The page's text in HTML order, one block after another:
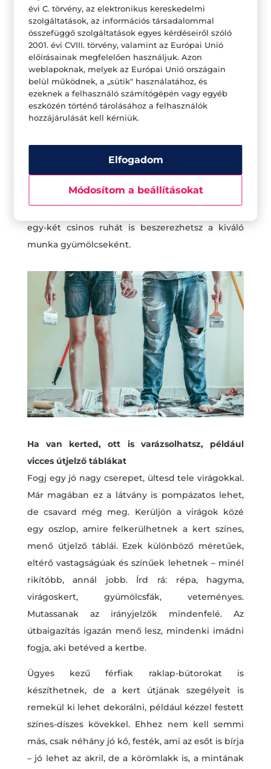
Készíts medve vagy akár cica cserepes-családot
Másik ötlet a cserepes virágaid stílusos tárolására,
ha a cserepeket vagy kaspókat medve vagy cica,
vagy bármilyen más álatcsaláddá alakítod. Fess
hasonló arcokat a cserepekre, és mire észbe
kapsz, egész vicces család hordja majd ha nem is
a tenyerén, de a fején a növényeidet. Kaspókért
ne habozz körülnézni nálunk, s ha már itt vagy,
egy-két csinos ruhát is beszerezhetsz a kiváló
munka gyümölcseként.
Ha van kerted, ott is varázsolhatsz, például
vicces útjelző táblákat
Fogj egy jó nagy cserepet, ültesd tele virágokkal.
Már magában ez a látvány is pompázatos lehet,
de csavard még meg. Kerüljön a virágok közé
egy oszlop, amire felkerülhetnek a kert színes,
menő útjelző táblái. Ezek különböző méretűek,
eltérő vastagságúak és színűek lehetnek – minél
rikítóbb, annál jobb. Írd rá: répa, hagyma,
virágoskert, gyümölcsfák, veteményes.
Mutassanak az irányjelzők mindenfelé. Az
útbaigazítás igazán menő lesz, mindenki imádni
fogja, aki betéved a kertbe.
Ügyes kezű férfiak raklap-bútorokat is
készíthetnek, de a kert útjának szegélyeit is
remekül ki lehet dekorálni, például kézzel festett
színes-díszes kövekkel. Ehhez nem kell semmi
más, csak néhány jó kő, festék, ami az esőt is bírja
– jó lehet az akril, de a körömlakk is, a mintának
évi C. törvény, az elektronikus kereskedelmi
szolgáltatások, az információs társadalommal
összefüggő szolgáltatások egyes kérdéseiről szóló
2001. évi CVIII. törvény, valamint az Európai Unió
előírásainak megfelelően használjuk. Azon
weblapoknak, melyek az Európai Unió országain
belül működnek, a „sütik" használatához, és
ezeknek a felhasználó számítógépén vagy egyéb
eszközén történő tárolásához a felhasználók
hozzájárulását kell kérniük.
Elfogadom
Módosítom a beállításokat